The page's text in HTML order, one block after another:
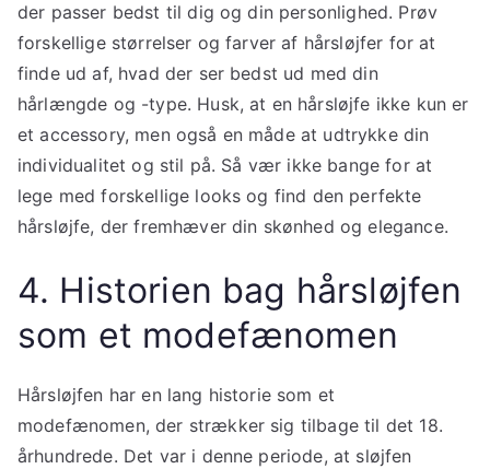
der passer bedst til dig og din personlighed. Prøv
forskellige størrelser og farver af hårsløjfer for at
finde ud af, hvad der ser bedst ud med din
hårlængde og -type. Husk, at en hårsløjfe ikke kun er
et accessory, men også en måde at udtrykke din
individualitet og stil på. Så vær ikke bange for at
lege med forskellige looks og find den perfekte
hårsløjfe, der fremhæver din skønhed og elegance.
4. Historien bag hårsløjfen
som et modefænomen
Hårsløjfen har en lang historie som et
modefænomen, der strækker sig tilbage til det 18.
århundrede. Det var i denne periode, at sløjfen